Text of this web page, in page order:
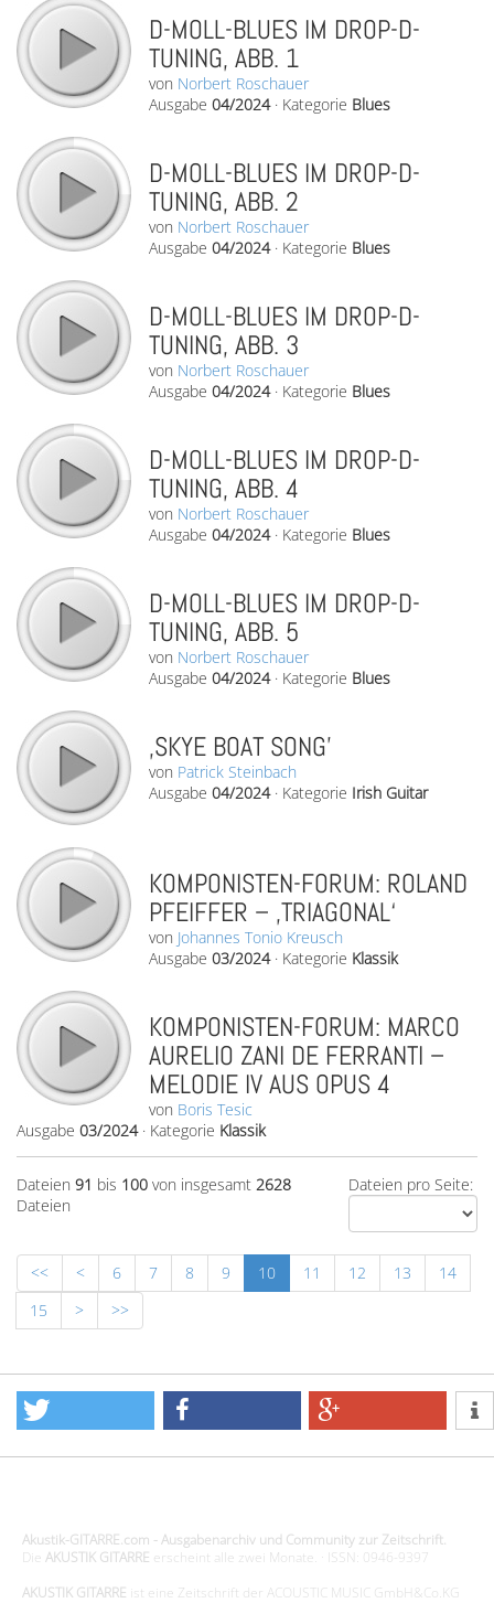
D-MOLL-BLUES IM DROP-D-
TUNING, ABB. 1
von Norbert Roschauer
Ausgabe 04/2024· Kategorie Blues
D-MOLL-BLUES IM DROP-D-
TUNING, ABB. 2
von Norbert Roschauer
Ausgabe 04/2024· Kategorie Blues
D-MOLL-BLUES IM DROP-D-
TUNING, ABB. 3
von Norbert Roschauer
Ausgabe 04/2024· Kategorie Blues
D-MOLL-BLUES IM DROP-D-
TUNING, ABB. 4
von Norbert Roschauer
Ausgabe 04/2024· Kategorie Blues
D-MOLL-BLUES IM DROP-D-
TUNING, ABB. 5
von Norbert Roschauer
Ausgabe 04/2024· Kategorie Blues
‚SKYE BOAT SONG’
von Patrick Steinbach
Ausgabe 04/2024· Kategorie Irish Guitar
KOMPONISTEN-FORUM: ROLAND
PFEIFFER – ‚TRIAGONAL‘
von Johannes Tonio Kreusch
Ausgabe 03/2024· Kategorie Klassik
KOMPONISTEN-FORUM: MARCO
AURELIO ZANI DE FERRANTI –
MELODIE IV AUS OPUS 4
von Boris Tesic
Ausgabe 03/2024· Kategorie Klassik
Dateien pro Seite:
Dateien 91 bis 100 von insgesamt 2628
Dateien
<< < 6 7 8 9 10 11 12 13
14
15
> >>
Akustik-GITARRE.com - Ausgabenarchiv und Community zur Zeitschrift.
Die AKUSTIK GITARRE erscheint alle zwei Monate. · ISSN: 0946-9397
AKUSTIK GITARRE ist eine Zeitschrift der ACOUSTIC MUSIC GmbH&Co.KG